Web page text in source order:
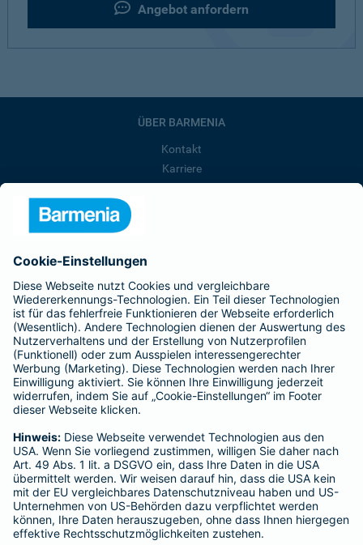
Angebot anfordern
ÜBER BARMENIA
Kontakt
Karriere
Presse
Barmenia ist Teil der BarmeniaGothaer
BELIEBTE SEITEN
Kranken-Zusatzversicherung
Tierversicherungen
Haftpflichtversicherung
Hausratversicherung
Adresse ändern
Schaden melden
Kilometerstandsmeldung
Serviceübersicht